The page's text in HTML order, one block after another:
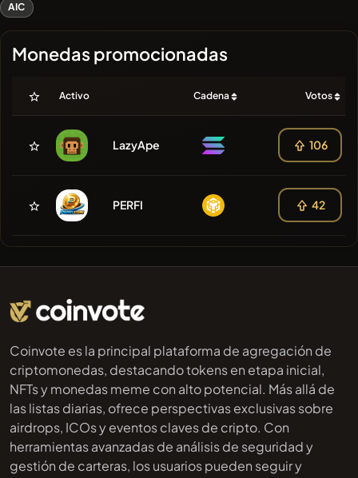
AIC
Monedas promocionadas
Activo Cadena Votos
LazyApe 106
PERFI 42
Coinvote es la principal plataforma de agregación de
criptomonedas, destacando tokens en etapa inicial,
NFTs y monedas meme con alto potencial. Más allá de
las listas diarias, ofrece perspectivas exclusivas sobre
airdrops, ICOs y eventos claves de cripto. Con
herramientas avanzadas de análisis de seguridad y
gestión de carteras, los usuarios pueden seguir y